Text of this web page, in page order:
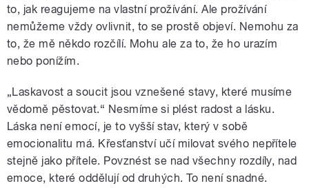
to, jak reagujeme na vlastní prožívání. Ale prožívání
nemůžeme vždy ovlivnit, to se prostě objeví. Nemohu za
to, že mě někdo rozčílí. Mohu ale za to, že ho urazím
nebo ponížím.
„Laskavost a soucit jsou vznešené stavy, které musíme
vědomě pěstovat.“ Nesmíme si plést radost a lásku.
Láska není emocí, je to vyšší stav, který v sobě
emocionalitu má. Křesťanství učí milovat svého nepřítele
stejně jako přítele. Povznést se nad všechny rozdíly, nad
emoce, které oddělují od druhých. To není snadné.